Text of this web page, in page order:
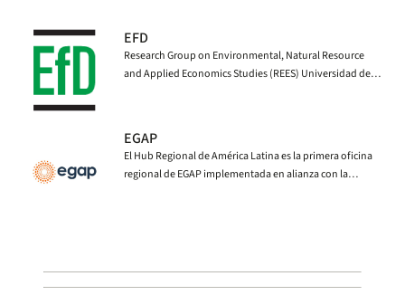
EFD
Research Group on Environmental, Natural Resource
and Applied Economics Studies (REES) Universidad de
EGAP
El Hub Regional de América Latina es la primera oficina
regional de EGAP implementada en alianza con la